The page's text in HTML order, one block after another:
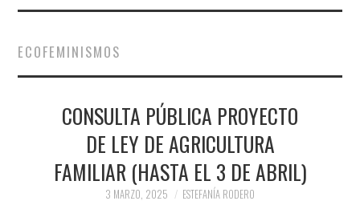
HACER BOSQUE (SALA DE
PRENSA Y
COLABORACIONES)
ECOFEMINISMOS
CONSULTA PÚBLICA PROYECTO
DE LEY DE AGRICULTURA
FAMILIAR (HASTA EL 3 DE ABRIL)
3 MARZO, 2025 ESTEFANÍA RODERO